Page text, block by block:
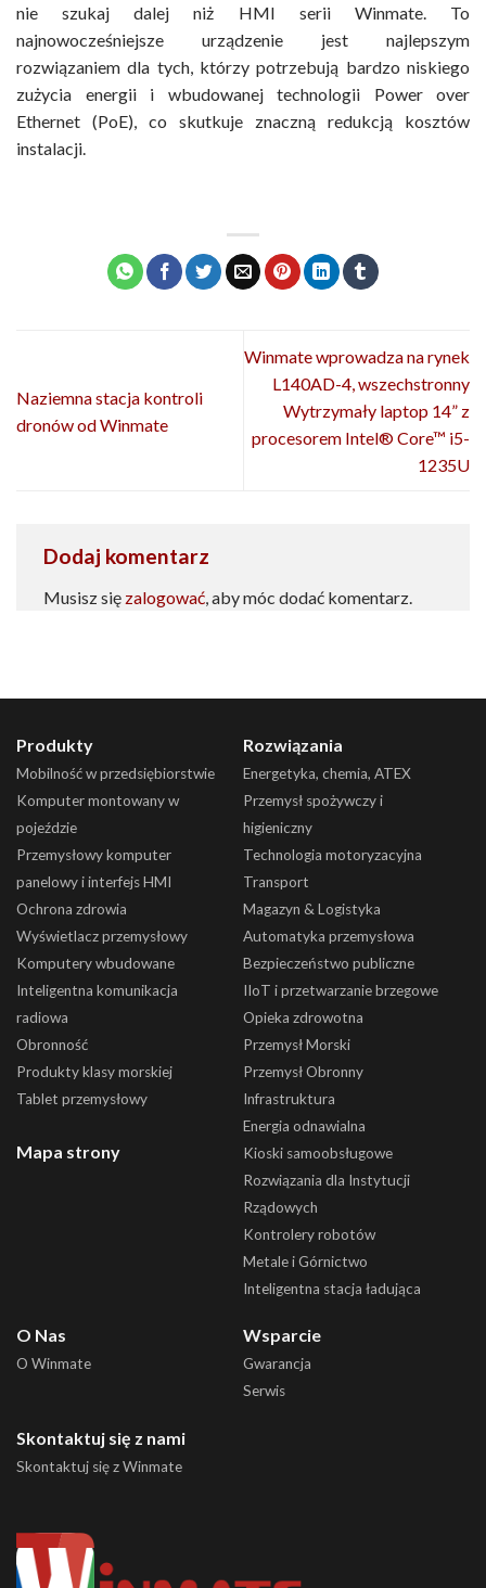
nie szukaj dalej niż HMI serii Winmate. To
najnowocześniejsze urządzenie jest najlepszym
rozwiązaniem dla tych, którzy potrzebują bardzo niskiego
zużycia energii i wbudowanej technologii Power over
Ethernet (PoE), co skutkuje znaczną redukcją kosztów
instalacji.
Naziemna stacja kontroli
dronów od Winmate
Winmate wprowadza na rynek
L140AD-4, wszechstronny
Wytrzymały laptop 14” z
procesorem Intel® Core™ i5-
1235U
Dodaj komentarz
Musisz się zalogować, aby móc dodać komentarz.
Produkty
Mobilność w przedsiębiorstwie
Komputer montowany w
pojeździe
Przemysłowy komputer
panelowy i interfejs HMI
Ochrona zdrowia
Wyświetlacz przemysłowy
Komputery wbudowane
Inteligentna komunikacja
radiowa
Obronność
Produkty klasy morskiej
Tablet przemysłowy
Mapa strony
Rozwiązania
Energetyka, chemia, ATEX
Przemysł spożywczy i
higieniczny
Technologia motoryzacyjna
Transport
Magazyn & Logistyka
Automatyka przemysłowa
Bezpieczeństwo publiczne
IIoT i przetwarzanie brzegowe
Opieka zdrowotna
Przemysł Morski
Przemysł Obronny
Infrastruktura
Energia odnawialna
Kioski samoobsługowe
Rozwiązania dla Instytucji
Rządowych
Kontrolery robotów
Metale i Górnictwo
Inteligentna stacja ładująca
O Nas
O Winmate
Wsparcie
Gwarancja
Serwis
Skontaktuj się z nami
Skontaktuj się z Winmate